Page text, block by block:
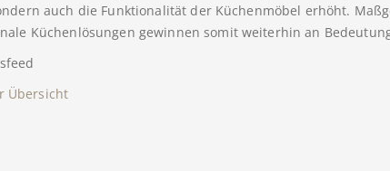
auch die Funktionalität der Küchenmöbel erhöht.
Küchenlösungen gewinnen somit weiterhin an
Übersicht